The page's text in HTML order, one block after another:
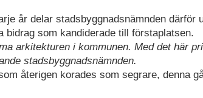
år delar stadsbyggnadsnämnden därför
som kandiderade till förstaplatsen.
arkitekturen i kommunen. Med det här
stadsbyggnadsnämnden.
återigen korades som segrare, denna